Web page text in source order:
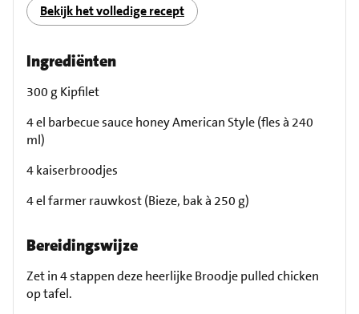
Bekijk het volledige recept
Ingrediënten
300 g Kipfilet
4 el barbecue sauce honey American Style (fles à 240
ml)
4 kaiserbroodjes
4 el farmer rauwkost (Bieze, bak à 250 g)
Bereidingswijze
Zet in 4 stappen deze heerlijke Broodje pulled chicken
op tafel.